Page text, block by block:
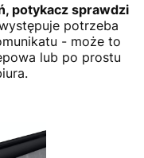
potykacz sprawdzi
potrzeba
- może to
lub po prostu